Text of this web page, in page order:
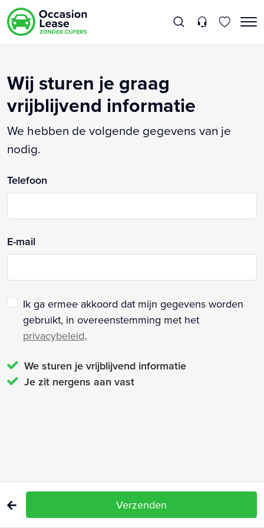
Wij sturen je graag
vrijblijvend informatie
We hebben de volgende gegevens van je
nodig.
Telefoon
E-mail
Ik ga ermee akkoord dat mijn gegevens worden
gebruikt, in overeenstemming met het
privacybeleid.
We sturen je vrijblijvend informatie
Je zit nergens aan vast
Verzenden